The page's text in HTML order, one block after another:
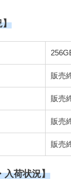
】
販売
販売
販売
販売
荷状況】